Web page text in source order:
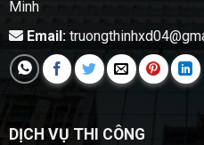
Minh
Email:
DỊCH VỤ THI CÔNG